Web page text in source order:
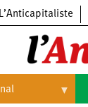
L’Anticapitaliste